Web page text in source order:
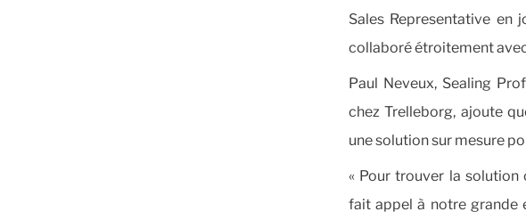
Sales Representative en
collaboré étroitement
Paul Neveux, Sealing
chez Trelleborg, ajoute
une solution sur mesure
« Pour trouver la solution
fait appel à notre grande